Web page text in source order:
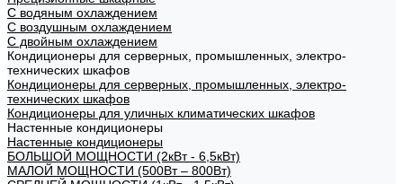
С водяным охлаждением
С воздушным охлаждением
С двойным охлаждением
Кондиционеры для серверных, промышленных, электро-
технических шкафов
Кондиционеры для серверных, промышленных, электро-
технических шкафов
Кондиционеры для уличных климатических шкафов
Настенные кондиционеры
Настенные кондиционеры
БОЛЬШОЙ МОЩНОСТИ (2кВт - 6,5кВт)
МАЛОЙ МОЩНОСТИ (500Вт – 800Вт)